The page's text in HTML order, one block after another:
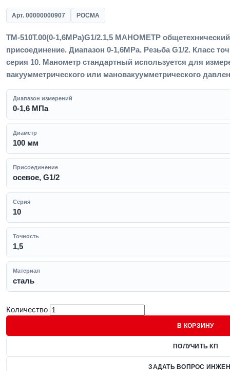
Арт. 00000000907 РОСМА
ТМ-510Т.00(0-1,6MPa)G1/2.1,5 МАНОМЕТР
присоединение. Диапазон 0-1,6MPa. Резьба G1/2. Класс
серия 10. Манометр стандартный используется для
вакуумметрического или мановакуумметрического
Диапазон измерений
0-1,6 МПа
Диаметр
100 мм
Присоединение
осевое, G1/2
Серия
10
Точность
1,5
Материал
сталь
Количество
В КОРЗИНУ
ПОЛУЧИТЬ КП
ЗАДАТЬ ВОПРОС